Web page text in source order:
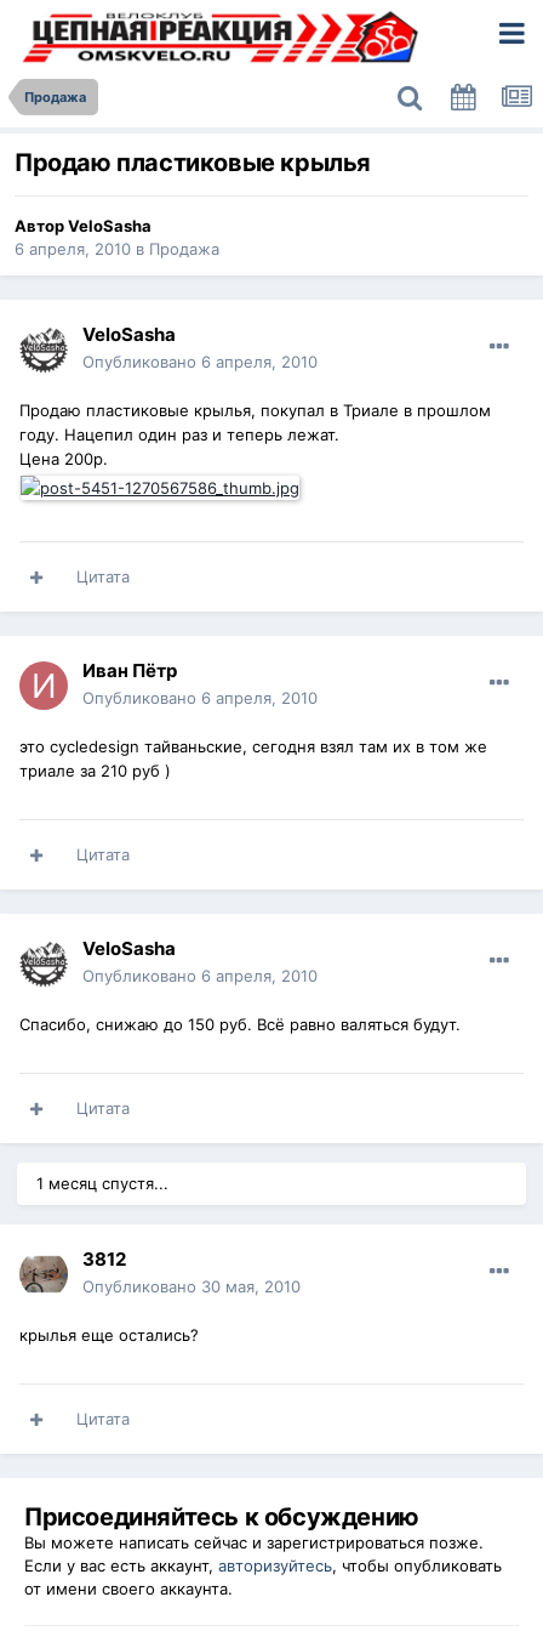
Продажа
Продаю пластиковые крылья
АвторVeloSasha
6 апреля, 2010 в Продажа
VeloSasha
Опубликовано 6 апреля, 2010
Продаю пластиковые крылья, покупал в Триале в прошлом
году. Нацепил один раз и теперь лежат.
Цена 200р.
Цитата
Иван Пётр
Опубликовано 6 апреля, 2010
это cycledesign тайваньские, сегодня взял там их в том же
триале за 210 руб )
Цитата
VeloSasha
Опубликовано 6 апреля, 2010
Спасибо, снижаю до 150 руб. Всё равно валяться будут.
Цитата
1 месяц спустя...
3812
Опубликовано 30 мая, 2010
крылья еще остались?
Цитата
Присоединяйтесь к обсуждению
Вы можете написать сейчас и зарегистрироваться позже.
Если у вас есть аккаунт, авторизуйтесь, чтобы опубликовать
от имени своего аккаунта.